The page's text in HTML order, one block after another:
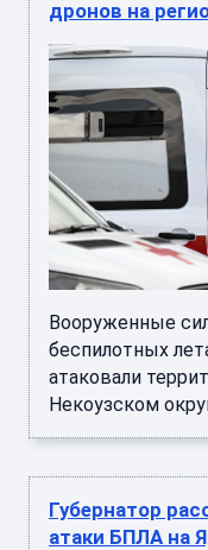
дронов на
Вооруженные
беспилотных
атаковали
Некоузском
Губернатор
атаки БПЛА на